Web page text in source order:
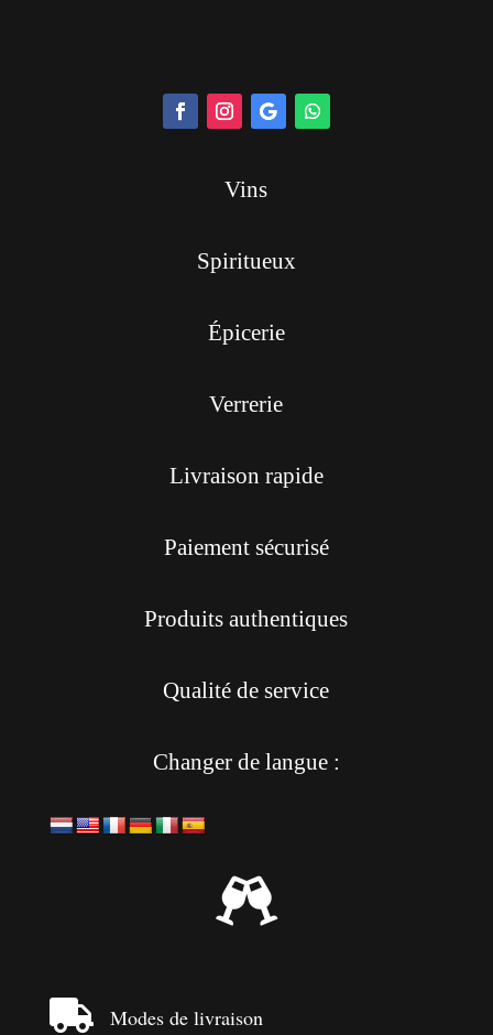
Vins
Spiritueux
Épicerie
Verrerie
Livraison rapide
Paiement sécurisé
Produits authentiques
Qualité de service
Changer de langue :

 Modes de livraison